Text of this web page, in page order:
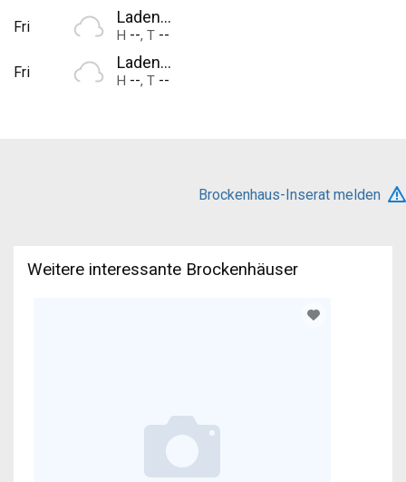
Fri
Laden...
H --, T --
Fri
Laden...
H --, T --
Brockenhaus-Inserat melden
Weitere interessante Brockenhäuser